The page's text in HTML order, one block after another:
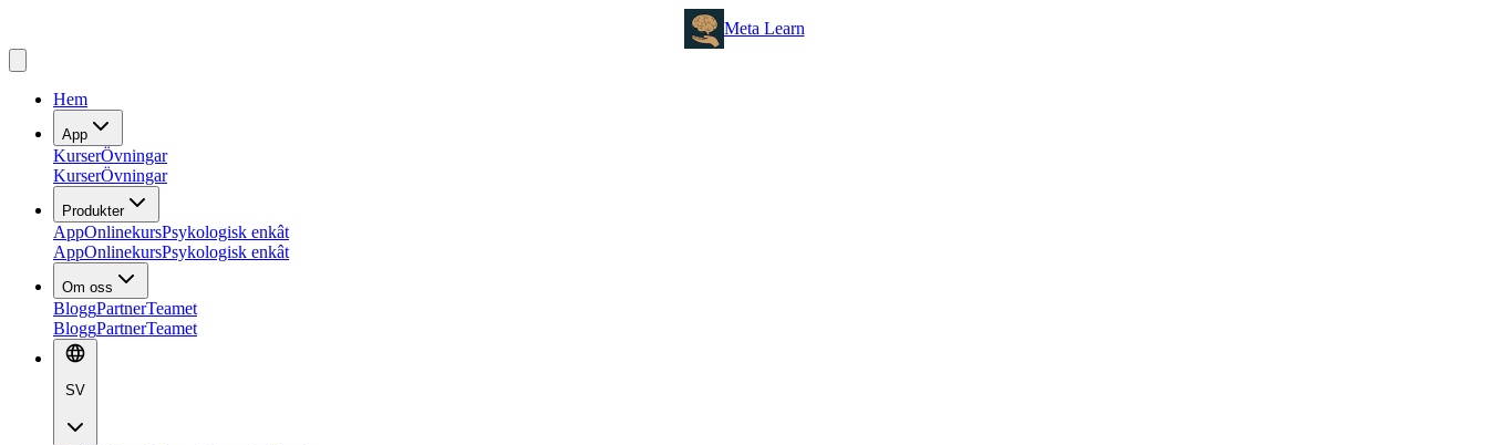
Meta Learn
Hem
App
KurserÖvningar
KurserÖvningar
Produkter
AppOnlinekursPsykologisk enkât
AppOnlinekursPsykologisk enkât
Om oss
BloggPartnerTeamet
BloggPartnerTeamet
SV